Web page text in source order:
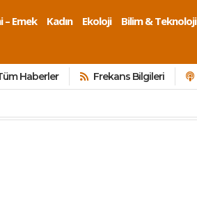
– Emek Kadın Ekoloji
Bilim & Teknoloji
Haberler Frekans Bilgileri